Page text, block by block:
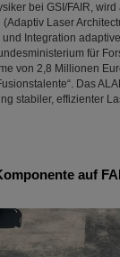
bei GSI/FAIR,
Laser
und Integration
für
von 2,8 Millionen
Das
stabiler, effizienter
auf